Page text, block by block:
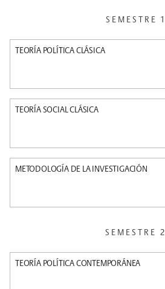
SEMESTRE 1
TEORÍA POLÍTICA CLÁSICA
TEORÍA SOCIAL CLÁSICA
METODOLOGÍA DE LA INVESTIGACIÓN
SEMESTRE 2
TEORÍA POLÍTICA CONTEMPORÁNEA